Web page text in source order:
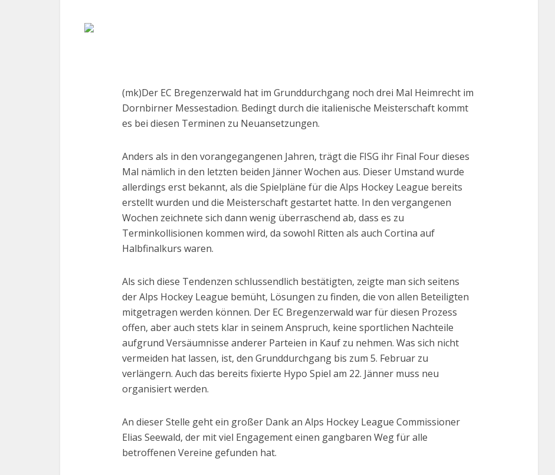
(mk)Der EC Bregenzerwald hat im Grunddurchgang noch drei Mal Heimrecht im
Dornbirner Messestadion. Bedingt durch die italienische Meisterschaft kommt
es bei diesen Terminen zu Neuansetzungen.
Anders als in den vorangegangenen Jahren, trägt die FISG ihr Final Four dieses
Mal nämlich in den letzten beiden Jänner Wochen aus. Dieser Umstand wurde
allerdings erst bekannt, als die Spielpläne für die Alps Hockey League bereits
erstellt wurden und die Meisterschaft gestartet hatte. In den vergangenen
Wochen zeichnete sich dann wenig überraschend ab, dass es zu
Terminkollisionen kommen wird, da sowohl Ritten als auch Cortina auf
Halbfinalkurs waren.
Als sich diese Tendenzen schlussendlich bestätigten, zeigte man sich seitens
der Alps Hockey League bemüht, Lösungen zu finden, die von allen Beteiligten
mitgetragen werden können. Der EC Bregenzerwald war für diesen Prozess
offen, aber auch stets klar in seinem Anspruch, keine sportlichen Nachteile
aufgrund Versäumnisse anderer Parteien in Kauf zu nehmen. Was sich nicht
vermeiden hat lassen, ist, den Grunddurchgang bis zum 5. Februar zu
verlängern. Auch das bereits fixierte Hypo Spiel am 22. Jänner muss neu
organisiert werden.
An dieser Stelle geht ein großer Dank an Alps Hockey League Commissioner
Elias Seewald, der mit viel Engagement einen gangbaren Weg für alle
betroffenen Vereine gefunden hat.